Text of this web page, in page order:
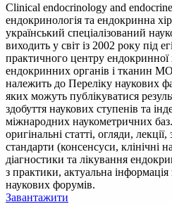
Clinical endocrinology and
ендокринологія та ендокринна
український спеціалізований
виходить у світ із 2002 року під
практичного центру ендокринної
ендокринних органів і тканин
належить до Переліку наукових
яких можуть публікуватися
здобуття наукових ступенів та
міжнародних наукометричних
оригінальні статті, огляди,
стандарти (консенсуси, клінічні
діагностики та лікування
з практики, актуальна
наукових форумів.
Завантажити